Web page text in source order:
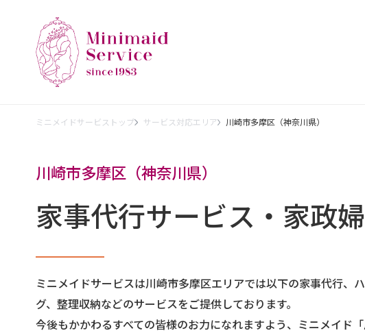
ミニメイドサービストップ サービス対応エリア 川崎市多摩区（神奈川県）
川崎市多摩区（神奈川県）
家事代行サービス・家政婦
ミニメイドサービスは川崎市多摩区エリアでは以下の家事代行、
グ、整理収納などのサービスをご提供しております。
今後もかかわるすべての皆様のお力になれますよう、ミニメイド「